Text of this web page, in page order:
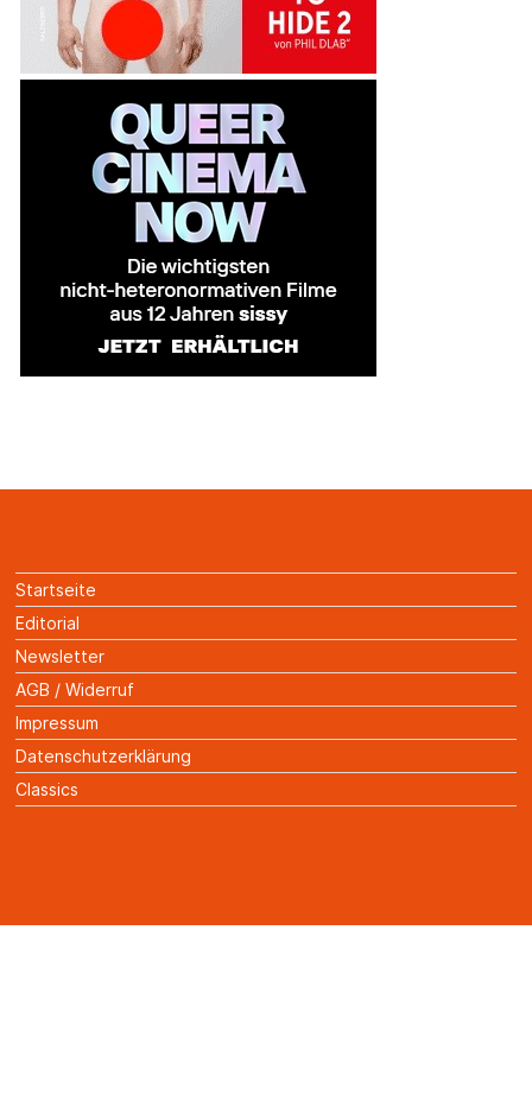
Startseite
Editorial
Newsletter
AGB / Widerruf
Impressum
Datenschutzerklärung
Classics